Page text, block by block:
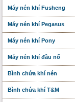
Máy nén khí Fusheng
Máy nén khí Pegasus
Máy nén khí Pony
Máy nén khí đầu nổ
Bình chứa khí nén
Bình chứa khí T&M